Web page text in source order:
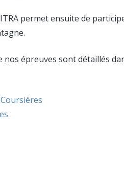
permet ensuite de
nos épreuves sont détaillés